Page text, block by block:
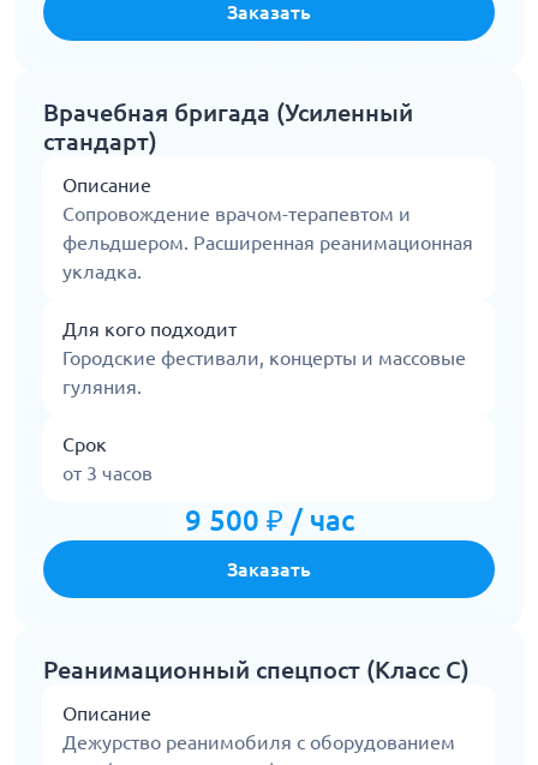
Заказать
Врачебная бригада (Усиленный
стандарт)
Описание
Сопровождение врачом-терапевтом и
фельдшером. Расширенная реанимационная
укладка.
Для кого подходит
Городские фестивали, концерты и массовые
гуляния.
Срок
от 3 часов
9 500 ₽ / час
Заказать
Реанимационный спецпост (Класс С)
Описание
Дежурство реанимобиля с оборудованием